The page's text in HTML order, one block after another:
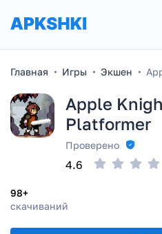
Главная Игры Экшен
Apple
Platformer
Проверено
98+
скачиваний
4.6